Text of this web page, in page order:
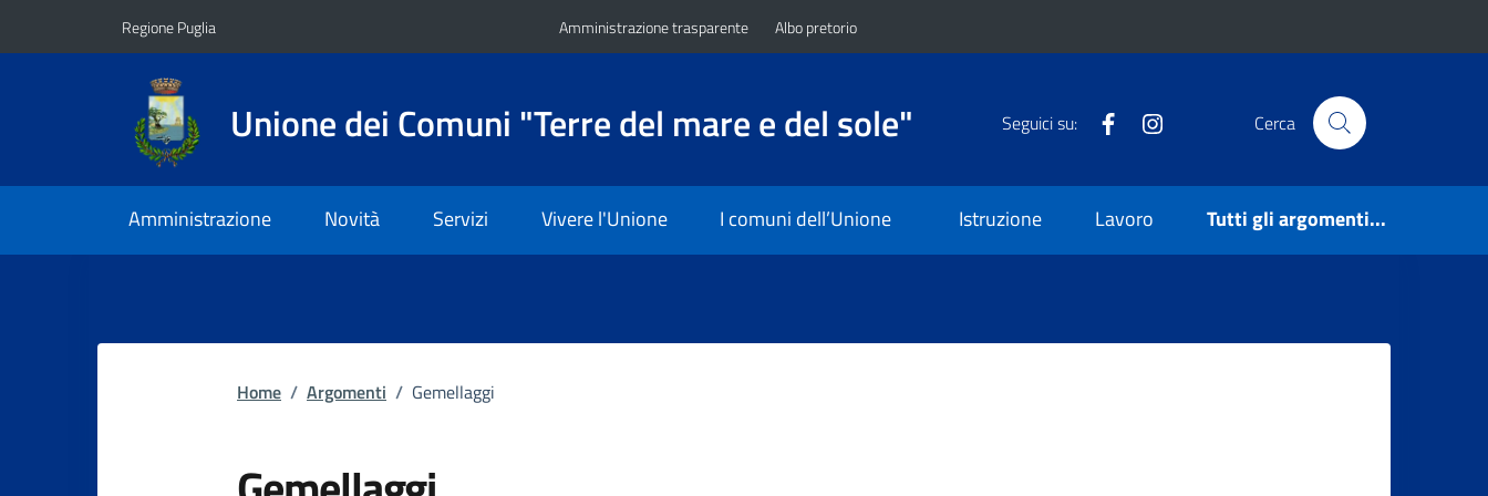
Regione Puglia Amministrazione trasparente Albo pretorio
Unione dei Comuni "Terre del mare e del sole" Seguici su: Facebook Cerca
Amministrazione Novità Servizi Vivere l'Unione I comuni dell’Unione Istruzione Lavoro Tutti gli argomenti...
Home / Argomenti / Gemellaggi